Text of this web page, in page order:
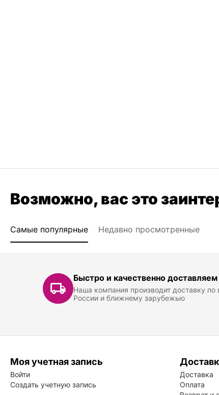
Возможно, вас это
Самые популярные Недавно просмотренные
Быстро и качественно доставляем
Наша компания производит доставку по
России и ближнему зарубежью
Моя учетная запись
Войти
Создать учетную запись
Доставка
Оплата